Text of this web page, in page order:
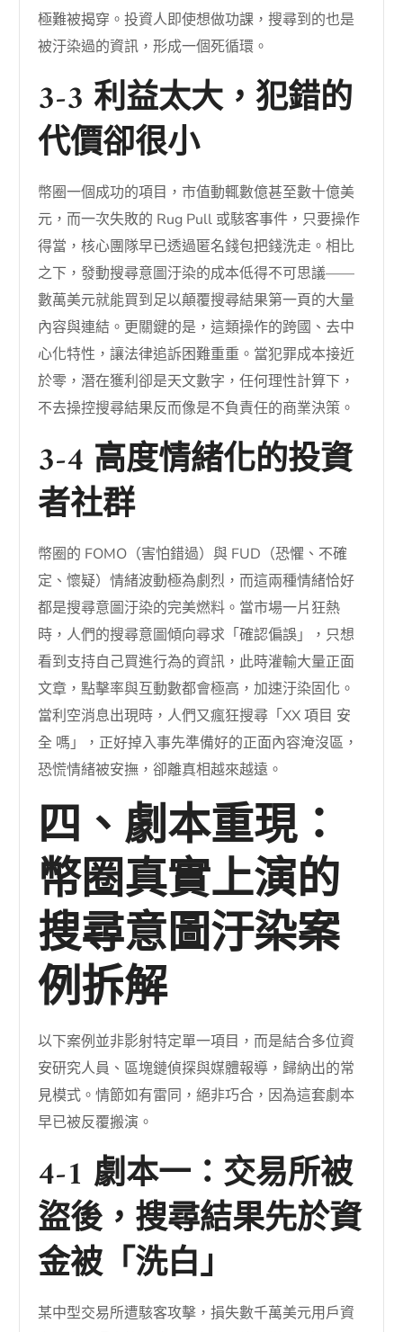
極難被揭穿。投資人即使想做功課，搜尋到的也是
被汙染過的資訊，形成一個死循環。
3-3 利益太大，犯錯的
代價卻很小
幣圈一個成功的項目，市值動輒數億甚至數十億美
元，而一次失敗的 Rug Pull 或駭客事件，只要操作
得當，核心團隊早已透過匿名錢包把錢洗走。相比
之下，發動搜尋意圖汙染的成本低得不可思議——
數萬美元就能買到足以顛覆搜尋結果第一頁的大量
內容與連結。更關鍵的是，這類操作的跨國、去中
心化特性，讓法律追訴困難重重。當犯罪成本接近
於零，潛在獲利卻是天文數字，任何理性計算下，
不去操控搜尋結果反而像是不負責任的商業決策。
3-4 高度情緒化的投資
者社群
幣圈的 FOMO（害怕錯過）與 FUD（恐懼、不確
定、懷疑）情緒波動極為劇烈，而這兩種情緒恰好
都是搜尋意圖汙染的完美燃料。當市場一片狂熱
時，人們的搜尋意圖傾向尋求「確認偏誤」，只想
看到支持自己買進行為的資訊，此時灌輸大量正面
文章，點擊率與互動數都會極高，加速汙染固化。
當利空消息出現時，人們又瘋狂搜尋「XX 項目 安
全 嗎」，正好掉入事先準備好的正面內容淹沒區，
恐慌情緒被安撫，卻離真相越來越遠。
四、劇本重現：
幣圈真實上演的
搜尋意圖汙染案
例拆解
以下案例並非影射特定單一項目，而是結合多位資
安研究人員、區塊鏈偵探與媒體報導，歸納出的常
見模式。情節如有雷同，絕非巧合，因為這套劇本
早已被反覆搬演。
4-1 劇本一：交易所被
盜後，搜尋結果先於資
金被「洗白」
某中型交易所遭駭客攻擊，損失數千萬美元用戶資